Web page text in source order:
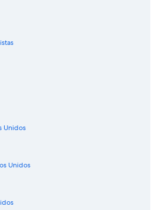
Boone
en Boone
Boone
Unidos
Unidos